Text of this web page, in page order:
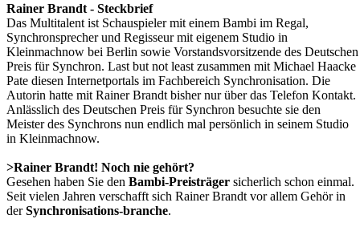
Rainer Brandt - Steckbrief
Das Multitalent ist Schauspieler mit einem Bambi im Regal,
Synchronsprecher und Regisseur mit eigenem Studio in
Kleinmachnow bei Berlin sowie Vorstandsvorsitzende des Deutschen
Preis für Synchron. Last but not least zusammen mit Michael Haacke
Pate diesen Internetportals im Fachbereich Synchronisation. Die
Autorin hatte mit Rainer Brandt bisher nur über das Telefon Kontakt.
Anlässlich des Deutschen Preis für Synchron besuchte sie den
Meister des Synchrons nun endlich mal persönlich in seinem Studio
in Kleinmachnow.
>Rainer Brandt! Noch nie gehört?
Gesehen haben Sie den Bambi-Preisträger sicherlich schon einmal.
Seit vielen Jahren verschafft sich Rainer Brandt vor allem Gehör in
derSynchronisations-branche.